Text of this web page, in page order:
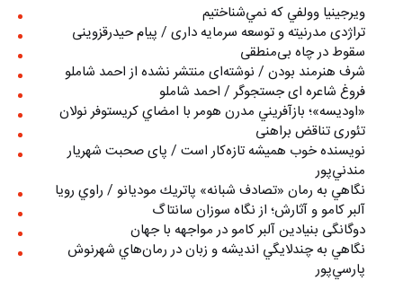
ويرجينيا وولفي كه نمي‌شناختيم
تراژدی مدرنیته و توسعه سرمایه داری / پیام حیدرقزوینی
سقوط در چاه بی‌منطقی
شرف هنرمند بودن / نوشته‌ای منتشر نشده از احمد شاملو
فروغ شاعره ای جستجوگر / احمد شاملو
«اوديسه»؛ بازآفريني مدرن هومر با امضاي كريستوفر نولان
تئوری تناقض براهنی
نويسنده خوب هميشه تازه‌كار است / پای صحبت شهريار
مندني‌پور
نگاهي به رمان «تصادف شبانه» پاتريك موديانو / راوي رويا
آلبر کامو و آثارش؛ از نگاه سوزان سانتاگ
دوگانگی بنیادین آلبر کامو در مواجهه با جهان
نگاهي به چندلايگي انديشه و زبان در رمان‌هاي شهرنوش
پارسي‌پور